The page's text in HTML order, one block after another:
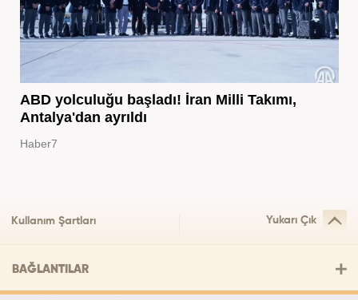
ABD yolculuğu başladı! İran Milli Takımı,
Antalya'dan ayrıldı
Haber7
Kullanım Şartları Yukarı Çık
BAĞLANTILAR